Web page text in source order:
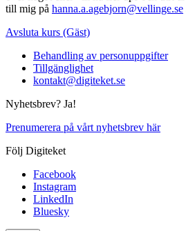
till mig på hanna.a.agebjorn@vellinge.se
Avsluta kurs (Gäst)
Behandling av personuppgifter
Tillgänglighet
kontakt@digiteket.se
Nyhetsbrev? Ja!
Prenumerera på vårt nyhetsbrev här
Följ Digiteket
Facebook
Instagram
LinkedIn
Bluesky